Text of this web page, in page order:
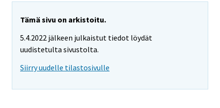
Tämä sivu on arkistoitu.
5.4.2022 jälkeen julkaistut tiedot löydät
uudistetulta sivustolta.
Siirry uudelle tilastosivulle